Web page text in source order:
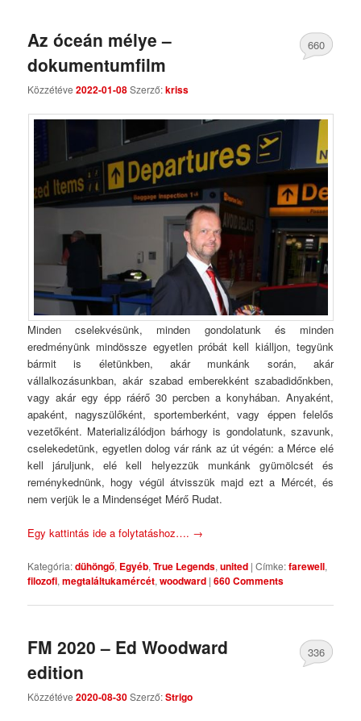
Az óceán mélye –
dokumentumfilm
Közzétéve2022-01-08Szerző:kriss
660
Minden cselekvésünk, minden gondolatunk és minden
eredményünk mindössze egyetlen próbát kell kiálljon, tegyünk
bármit is életünkben, akár munkánk során, akár
vállalkozásunkban, akár szabad emberekként szabadidőnkben,
vagy akár egy épp ráérő 30 percben a konyhában. Anyaként,
apaként, nagyszülőként, sportemberként, vagy éppen felelős
vezetőként. Materializálódjon bárhogy is gondolatunk, szavunk,
cselekedetünk, egyetlen dolog vár ránk az út végén: a Mérce elé
kell járuljunk, elé kell helyezzük munkánk gyümölcsét és
reménykednünk, hogy végül átvisszük majd ezt a Mércét, és
nem verjük le a Mindenséget Mérő Rudat.
Egy kattintás ide a folytatáshoz…. →
Kategória:dühöngő, Egyéb,True Legends,united |Címke:farewell,
filozofi,megtaláltukamércét,woodward |660 Comments
FM 2020 – Ed Woodward
edition
Közzétéve2020-08-30Szerző:Strigo
336